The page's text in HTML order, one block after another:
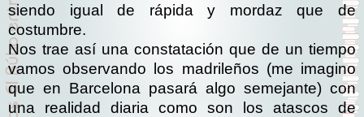
siendo igual de rápida y mordaz que de
costumbre.
Nos trae así una constatación que de un tiempo
vamos observando los madrileños (me imagino
que en Barcelona pasará algo semejante) con
una realidad diaria como son los atascos de